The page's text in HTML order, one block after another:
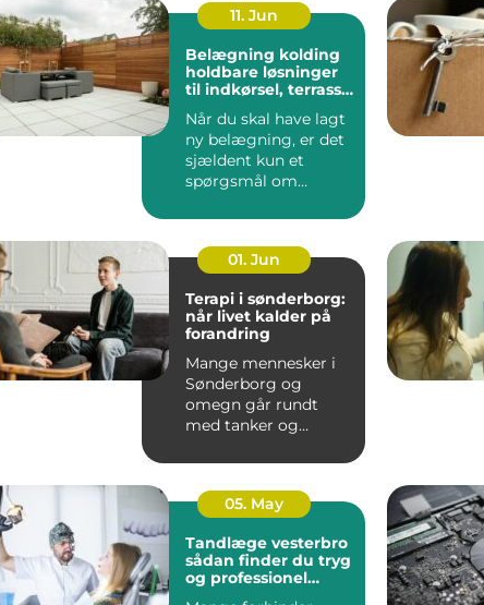
11. Jun
Belægning kolding
holdbare løsninger
til indkørsel, terrasse
Når du skal have lagt
ny belægning, er det
sjældent kun et
spørgsmål om
løsning ska...
01. Jun
Terapi i sønderborg:
når livet kalder på
forandring
Mange mennesker i
Sønderborg og
omegn går rundt
med tanker og
mere end godt er....
05. May
Tandlæge vesterbro
sådan finder du tryg
og professionel